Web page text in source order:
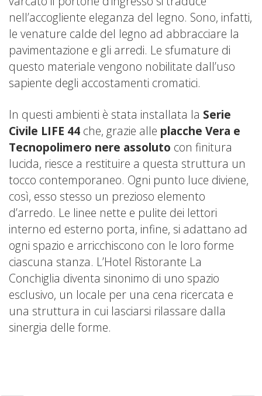
nell’accogliente eleganza del legno. Sono, infatti,
le venature calde del legno ad abbracciare la
pavimentazione e gli arredi. Le sfumature di
questo materiale vengono nobilitate dall’uso
sapiente degli accostamenti cromatici.
In questi ambienti è stata installata la Serie
Civile LIFE 44 che, grazie alle placche Vera e
Tecnopolimero nere assoluto con finitura
lucida, riesce a restituire a questa struttura un
tocco contemporaneo. Ogni punto luce diviene,
così, esso stesso un prezioso elemento
d’arredo. Le linee nette e pulite dei lettori
interno ed esterno porta, infine, si adattano ad
ogni spazio e arricchiscono con le loro forme
ciascuna stanza. L’Hotel Ristorante La
Conchiglia diventa sinonimo di uno spazio
esclusivo, un locale per una cena ricercata e
una struttura in cui lasciarsi rilassare dalla
sinergia delle forme.